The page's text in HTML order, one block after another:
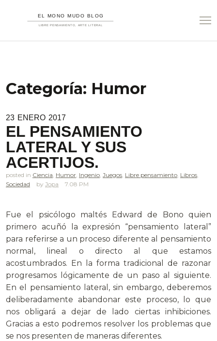
Categoría: Humor
23 ENERO 2017
EL PENSAMIENTO
LATERAL Y SUS
ACERTIJOS.
posted in Ciencia Humor Ingenio Juegos Libre pensamiento Libros
Sociedad
Jopa 7.08 PM
Fue el psicólogo maltés Edward de Bono quien
primero acuñó la expresión “pensamiento lateral”
para referirse a un proceso diferente al pensamiento
normal, lineal o directo al que estamos
acostumbrados. En la forma tradicional de razonar
progresamos lógicamente de un paso al siguiente.
En el pensamiento lateral, sin embargo, deberemos
deliberadamente abandonar este proceso, lo que
nos obligará a dejar de lado ciertas inhibiciones.
Gracias a esto podremos resolver los problemas que
se nos presenten de maneras diferentes.